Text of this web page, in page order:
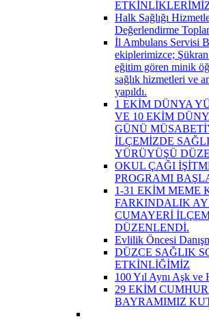
Halk Sağlığı
Değerlendirme
İl Ambulans Servisi
ekiplerimizce;
eğitim gören minik
sağlık hizmetleri ve
yapıldı.
1 EKİM DÜNYA
VE 10 EKİM
GÜNÜ
İLÇEMİZDE
YÜRÜYÜŞÜ
OKUL ÇAĞI
PROGRAMI
1-31 EKİM MEME
FARKINDALIK
CUMAYERİ
DÜZENLENDİ.
Evlilik Öncesi
DÜZCE SAĞLIK
ETKİNLİĞİMİZ
100 Yıl Aynı Aşk ve
29 EKİM
BAYRAMIMIZ